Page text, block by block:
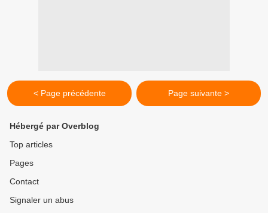
< Page précédente Page suivante >
Hébergé par Overblog
Top articles
Pages
Contact
Signaler un abus